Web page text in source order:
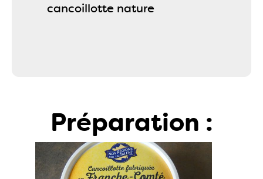
cancoillotte nature
Préparation :